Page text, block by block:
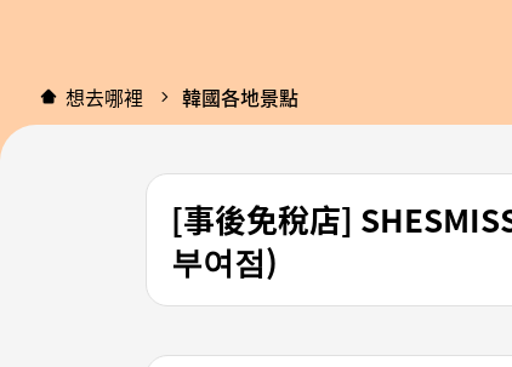
想去哪裡 韓國各地景點
[事後免稅店]
부여점)